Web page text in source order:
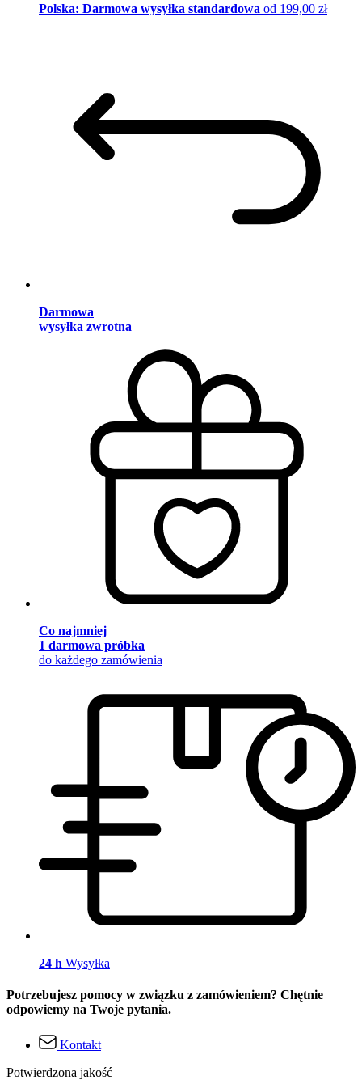
Polska: Darmowa wysyłka standardowa od 199,00 zł
Darmowa
wysyłka zwrotna
Co najmniej
1 darmowa próbka
do każdego zamówienia
24 h Wysyłka
Potrzebujesz pomocy w związku z zamówieniem? Chętnie
odpowiemy na Twoje pytania.
Kontakt
Potwierdzona jakość